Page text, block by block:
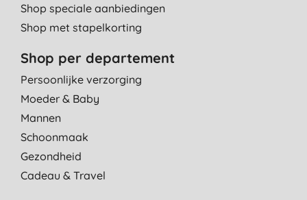
Shop speciale aanbiedingen
Shop met stapelkorting
Shop per departement
Persoonlijke verzorging
Moeder & Baby
Mannen
Schoonmaak
Gezondheid
Cadeau & Travel